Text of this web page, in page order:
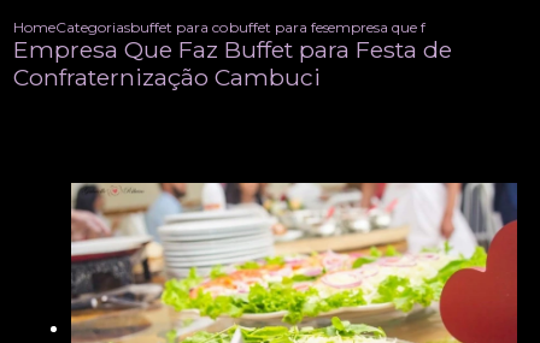
HomeCategoriasbuffet para confraternizacoes
buffet para festa de confraternizacao
empresa que faz buffet para
Empresa Que Faz Buffet para Festa de
Confraternização Cambuci